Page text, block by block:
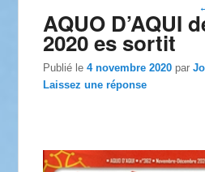
AQUO D’AQUI
2020 es sortit
Publié le4 novembre 2020 par
Laissez une réponse